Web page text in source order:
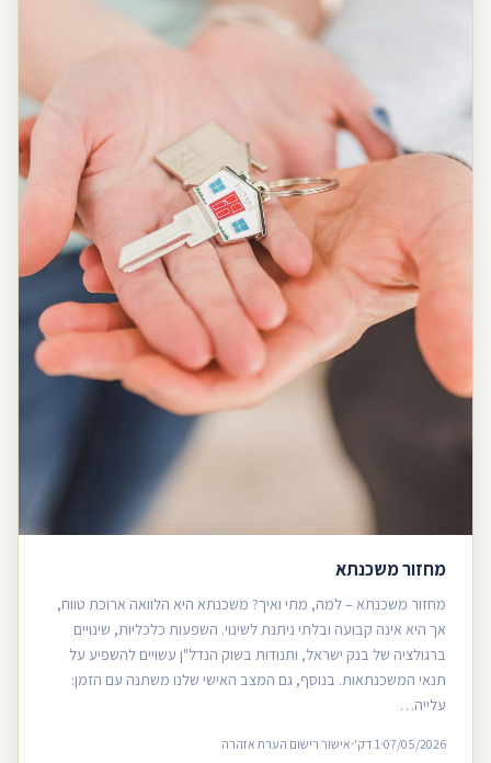
מחזור משכנתא
מחזור משכנתא – למה, מתי ואיך? משכנתא היא הלוואה ארוכת טווח,
אך היא אינה קבועה ובלתי ניתנת לשינוי. השפעות כלכליות, שינויים
ברגולציה של בנק ישראל, ותנודות בשוק הנדל"ן עשויים להשפיע על
תנאי המשכנתאות. בנוסף, גם המצב האישי שלנו משתנה עם הזמן:
עלייה…
07/05/2026 1 דק' אישור רישום הערת אזהרה